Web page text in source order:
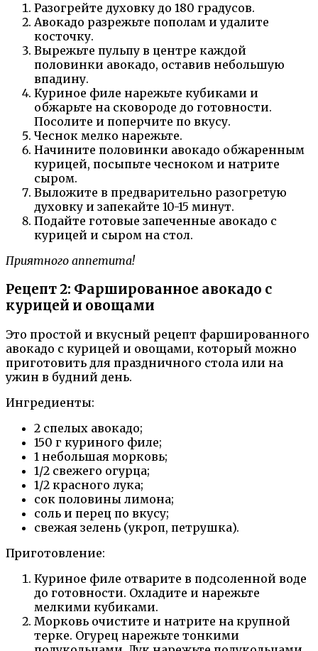
Разогрейте духовку до 180 градусов.
Авокадо разрежьте пополам и удалите
косточку.
Вырежьте пульпу в центре каждой
половинки авокадо, оставив небольшую
впадину.
Куриное филе нарежьте кубиками и
обжарьте на сковороде до готовности.
Посолите и поперчите по вкусу.
Чеснок мелко нарежьте.
Начините половинки авокадо обжаренным
курицей, посыпьте чесноком и натрите
сыром.
Выложите в предварительно разогретую
духовку и запекайте 10-15 минут.
Подайте готовые запеченные авокадо с
курицей и сыром на стол.
Приятного аппетита!
Рецепт 2: Фаршированное авокадо с
курицей и овощами
Это простой и вкусный рецепт фаршированного
авокадо с курицей и овощами, который можно
приготовить для праздничного стола или на
ужин в будний день.
Ингредиенты:
2 спелых авокадо;
150 г куриного филе;
1 небольшая морковь;
1/2 свежего огурца;
1/2 красного лука;
сок половины лимона;
соль и перец по вкусу;
свежая зелень (укроп, петрушка).
Приготовление:
Куриное филе отварите в подсоленной воде
до готовности. Охладите и нарежьте
мелкими кубиками.
Морковь очистите и натрите на крупной
терке. Огурец нарежьте тонкими